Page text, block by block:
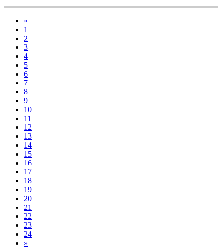
«
1
2
3
4
5
6
7
8
9
10
11
12
13
14
15
16
17
18
19
20
21
22
23
24
»